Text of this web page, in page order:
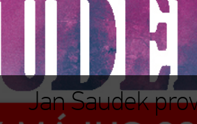
Jan Saudek